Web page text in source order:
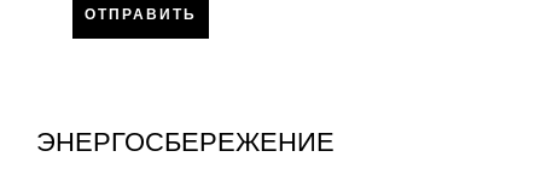
ОТПРАВИТЬ
ЭНЕРГОСБЕРЕЖЕНИЕ